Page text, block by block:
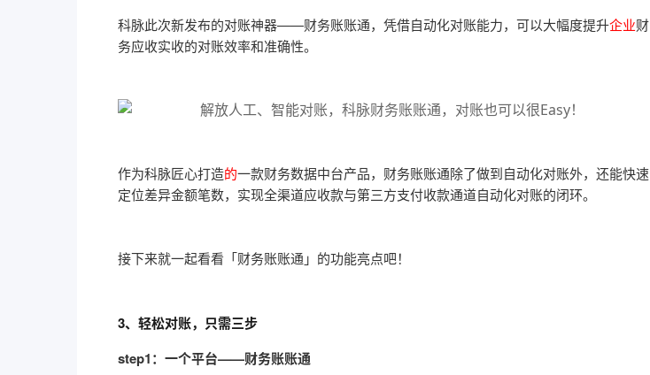
科脉此次新发布的对账神器——财务账账通，凭借自动化对账能力，可以大幅度提升企业财
务应收实收的对账效率和准确性。
作为科脉匠心打造的一款财务数据中台产品，财务账账通除了做到自动化对账外，还能快速
定位差异金额笔数，实现全渠道应收款与第三方支付收款通道自动化对账的闭环。
接下来就一起看看「财务账账通」的功能亮点吧！
3、轻松对账，只需三步
step1：一个平台——财务账账通